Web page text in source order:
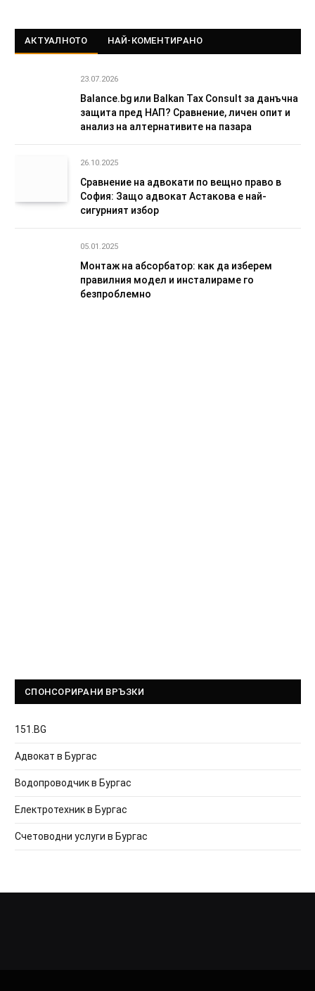
АКТУАЛНОТО НАЙ-КОМЕНТИРАНО
23.07.2026
Balance.bg или Balkan Tax Consult за данъчна
защита пред НАП? Сравнение, личен опит и
анализ на алтернативите на пазара
26.10.2025
Сравнение на адвокати по вещно право в
София: Защо адвокат Астакова е най-
сигурният избор
05.01.2025
Монтаж на абсорбатор: как да изберем
правилния модел и инсталираме го
безпроблемно
СПОНСОРИРАНИ ВРЪЗКИ
151.BG
Адвокат в Бургас
Водопроводчик в Бургас
Електротехник в Бургас
Счетоводни услуги в Бургас